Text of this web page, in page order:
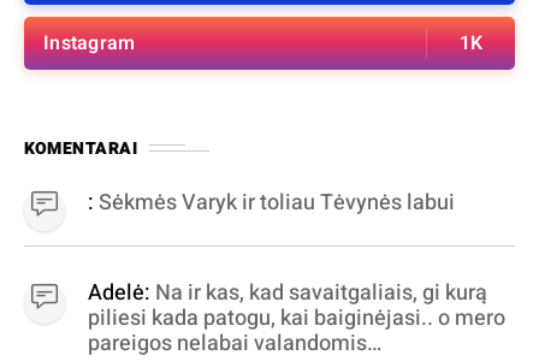
Instagram 1K
KOMENTARAI
:Sėkmės Varyk ir toliau Tėvynės labui
Adelė: Na ir kas, kad savaitgaliais, gi kurą
piliesi kada patogu, kai baiginėjasi.. o mero
pareigos nelabai valandomis